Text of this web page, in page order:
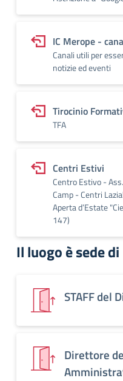
IC Merope -
Canali utili per
notizie ed eventi
Tirocinio
TFA
Centri Estivi
Centro Estivo -
Camp - Centri
Aperta d’Estate
147)
Il luogo è sede di
STAFF del
Direttore